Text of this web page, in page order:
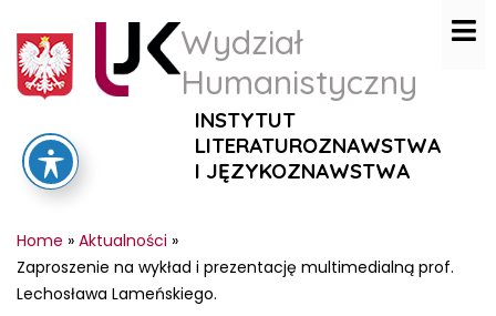
Wydział
Humanistyczny
INSTYTUT
LITERATUROZNAWSTWA
I JĘZYKOZNAWSTWA
Home » Aktualności »
Zaproszenie na wykład i prezentację multimedialną prof.
Lechosława Lameńskiego.